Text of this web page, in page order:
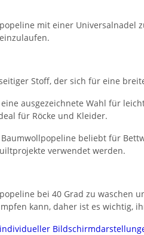
mit einer Universalnadel
Stoff, der sich für eine
ausgezeichnete Wahl für
für Röcke und Kleider.
beliebt für
verwendet werden.
bei 40 Grad zu waschen
kann, daher ist es wichtig,